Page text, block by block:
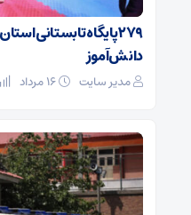
دانش‌آموز
مدیر سایت